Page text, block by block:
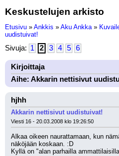
Keskustelujen arkisto
Etusivu » Ankkis » Aku Ankka »
uudistuivat!
Sivuja: 1 2 3 4 5 6
Kirjoittaja
Aihe: Akkarin nettisivut
hjhh
Akkarin nettisivut uudistuivat!
Viesti 16 - 20.03.2008 klo 19:26:50
Alkaa oikeen naurattamaan, kun
näköjään koskaan. :D
Kyllä on "alan parhailla